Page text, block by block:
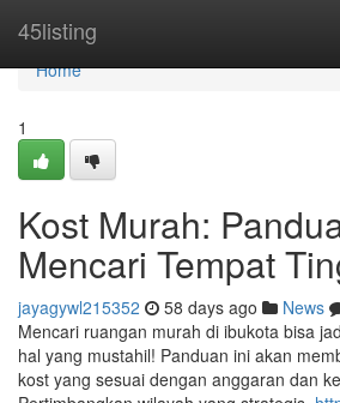
45listing
Home
Home
1
Kost Murah:
Mencari Tempat
jayagywl215352 58 days ago News
Mencari ruangan murah di ibukota bisa
hal yang mustahil! Panduan ini akan
kost yang sesuai dengan anggaran dan